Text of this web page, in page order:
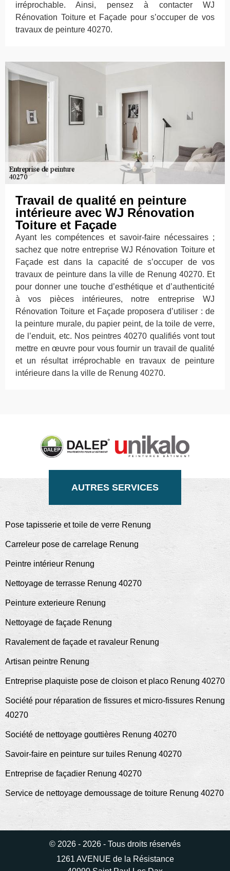
irréprochable. Ainsi, pensez à contacter WJ
Rénovation Toiture et Façade pour s’occuper de vos
travaux de peinture 40270.
Travail de qualité en peinture
intérieure avec WJ Rénovation
Toiture et Façade
Ayant les compétences et savoir-faire nécessaires ;
sachez que notre entreprise WJ Rénovation Toiture et
Façade est dans la capacité de s’occuper de vos
travaux de peinture dans la ville de Renung 40270. Et
pour donner une touche d’esthétique et d’authenticité
à vos pièces intérieures, notre entreprise WJ
Rénovation Toiture et Façade proposera d’utiliser : de
la peinture murale, du papier peint, de la toile de verre,
de l’enduit, etc. Nos peintres 40270 qualifiés vont tout
mettre en œuvre pour vous fournir un travail de qualité
et un résultat irréprochable en travaux de peinture
intérieure dans la ville de Renung 40270.
AUTRES SERVICES
Pose tapisserie et toile de verre Renung
Carreleur pose de carrelage Renung
Peintre intérieur Renung
Nettoyage de terrasse Renung 40270
Peinture exterieure Renung
Nettoyage de façade Renung
Ravalement de façade et ravaleur Renung
Artisan peintre Renung
Entreprise plaquiste pose de cloison et placo Renung 40270
Société pour réparation de fissures et micro-fissures Renung
40270
Société de nettoyage gouttières Renung 40270
Savoir-faire en peinture sur tuiles Renung 40270
Entreprise de façadier Renung 40270
Service de nettoyage demoussage de toiture Renung 40270
© 2026 - 2026 - Tous droits réservés
1261 AVENUE de la Résistance